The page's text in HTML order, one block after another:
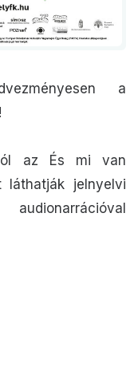
a
tól az És mi van
láthatják jelnyelvi